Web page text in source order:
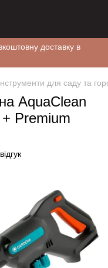
доставку в
для саду та
AquaClean
Premium